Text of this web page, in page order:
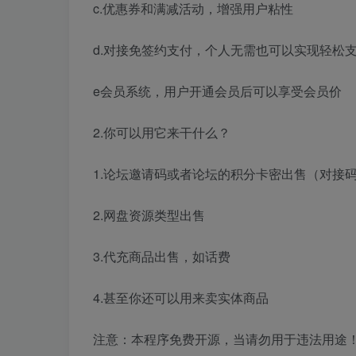
c.优惠券和满减活动，增强用户粘性
d.对接免签约支付，个人无需也可以实现轻松
e会员系统，用户开通会员后可以享受会员价
2.你可以用它来干什么？
1.论坛邀请码或者论坛的积分卡密出售（对接
2.网盘资源类型出售
3.代充商品出售，如话费
4.甚至你还可以用来卖实体商品
注意：本程序免费开源，当请勿用于违法用途！